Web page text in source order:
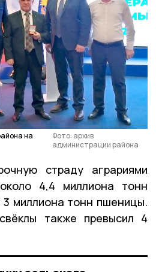
на
Фото: архив
администрации района
страду аграриями
4,4 миллиона тонн
3 миллиона тонн пшеницы.
также превысил 4